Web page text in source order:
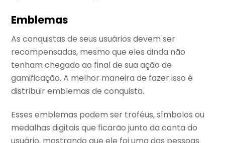
Emblemas
As conquistas de seus usuários devem ser
recompensadas, mesmo que eles ainda não
tenham chegado ao final de sua ação de
gamificação. A melhor maneira de fazer isso é
distribuir emblemas de conquista.
Esses emblemas podem ser troféus, símbolos ou
medalhas digitais que ficarão junto da conta do
usuário, mostrando que ele foi uma das pessoas